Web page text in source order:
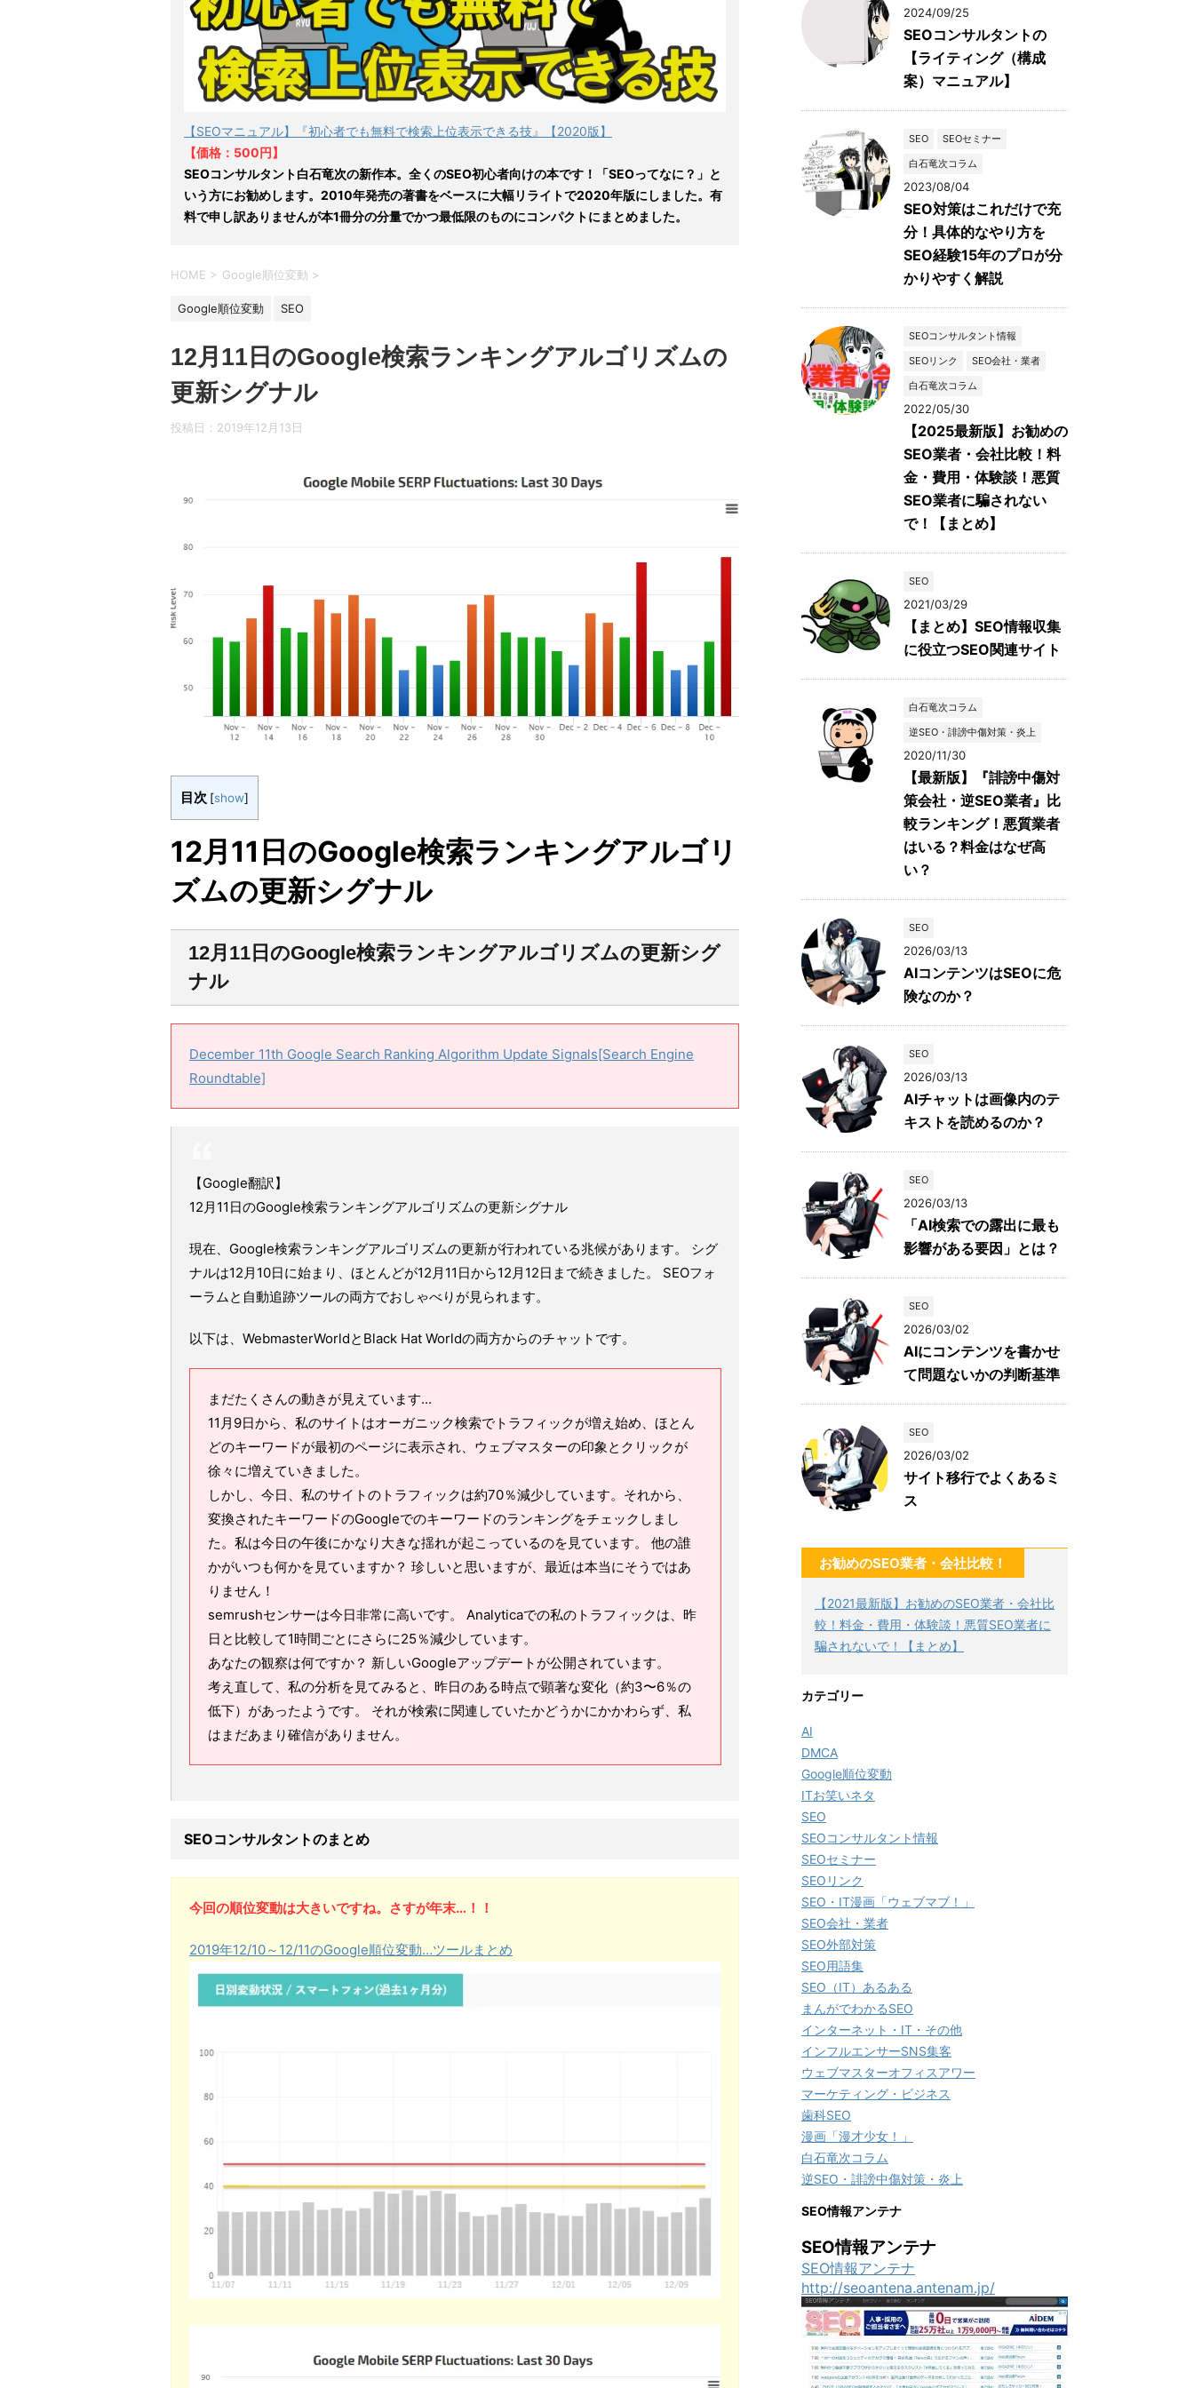
【SEOマニュアル】『初心者でも無料で検索上位表示できる技』【2020版】
【価格：500円】
SEOコンサルタント白石竜次の新作本。全くのSEO初心者向けの本です！「SEOってなに？」と
いう方にお勧めします。2010年発売の著書をベースに大幅リライトで2020年版にしました。有
料で申し訳ありませんが本1冊分の分量でかつ最低限のものにコンパクトにまとめました。
HOME > Google順位変動 >
Google順位変動 SEO
12月11日のGoogle検索ランキングアルゴリズムの
更新シグナル
投稿日： 2019年12月13日
目次 [show]
12月11日のGoogle検索ランキングアルゴリ
ズムの更新シグナル
12月11日のGoogle検索ランキングアルゴリズムの更新シグ
ナル
December 11th Google Search Ranking Algorithm Update Signals[Search Engine
Roundtable]
【Google翻訳】
12月11日のGoogle検索ランキングアルゴリズムの更新シグナル
現在、Google検索ランキングアルゴリズムの更新が行われている兆候があります。 シグ
ナルは12月10日に始まり、ほとんどが12月11日から12月12日まで続きました。 SEOフォ
ーラムと自動追跡ツールの両方でおしゃべりが見られます。
以下は、WebmasterWorldとBlack Hat Worldの両方からのチャットです。
まだたくさんの動きが見えています...
11月9日から、私のサイトはオーガニック検索でトラフィックが増え始め、ほとん
どのキーワードが最初のページに表示され、ウェブマスターの印象とクリックが
徐々に増えていきました。
しかし、今日、私のサイトのトラフィックは約70％減少しています。それから、
変換されたキーワードのGoogleでのキーワードのランキングをチェックしまし
た。私は今日の午後にかなり大きな揺れが起こっているのを見ています。 他の誰
かがいつも何かを見ていますか？ 珍しいと思いますが、最近は本当にそうではあ
りません！
semrushセンサーは今日非常に高いです。 Analyticaでの私のトラフィックは、昨
日と比較して1時間ごとにさらに25％減少しています。
あなたの観察は何ですか？ 新しいGoogleアップデートが公開されています。
考え直して、私の分析を見てみると、昨日のある時点で顕著な変化（約3〜6％の
低下）があったようです。 それが検索に関連していたかどうかにかかわらず、私
はまだあまり確信がありません。
SEOコンサルタントのまとめ
今回の順位変動は大きいですね。さすが年末…！！
2019年12/10～12/11のGoogle順位変動…ツールまとめ
2024/09/25
SEOコンサルタントの
【ライティング（構成
案）マニュアル】
SEO
SEOセミナー
白石竜次コラム
2023/08/04
SEO対策はこれだけで充
分！具体的なやり方を
SEO経験15年のプロが分
かりやすく解説
SEOコンサルタント情報
SEOリンク
SEO会社・業者
白石竜次コラム
2022/05/30
【2025最新版】お勧めの
SEO業者・会社比較！料
金・費用・体験談！悪質
SEO業者に騙されない
で！【まとめ】
SEO
2021/03/29
【まとめ】SEO情報収集
に役立つSEO関連サイト
白石竜次コラム
逆SEO・誹謗中傷対策・炎上
2020/11/30
【最新版】『誹謗中傷対
策会社・逆SEO業者』比
較ランキング！悪質業者
はいる？料金はなぜ高
い？
SEO
2026/03/13
AIコンテンツはSEOに危
険なのか？
SEO
2026/03/13
AIチャットは画像内のテ
キストを読めるのか？
SEO
2026/03/13
「AI検索での露出に最も
影響がある要因」とは？
SEO
2026/03/02
AIにコンテンツを書かせ
て問題ないかの判断基準
SEO
2026/03/02
サイト移行でよくあるミ
ス
お勧めのSEO業者・会社比較！
【2021最新版】お勧めのSEO業者・会社比
較！料金・費用・体験談！悪質SEO業者に
騙されないで！【まとめ】
カテゴリー
AI
DMCA
Google順位変動
ITお笑いネタ
SEO
SEOコンサルタント情報
SEOセミナー
SEOリンク
SEO・IT漫画「ウェブマブ！」
SEO会社・業者
SEO外部対策
SEO用語集
SEO（IT）あるある
まんがでわかるSEO
インターネット・IT・その他
インフルエンサーSNS集客
ウェブマスターオフィスアワー
マーケティング・ビジネス
歯科SEO
漫画「漫才少女！」
白石竜次コラム
逆SEO・誹謗中傷対策・炎上
SEO情報アンテナ
SEO情報アンテナ
SEO情報アンテナ
http://seoantena.antenam.jp/